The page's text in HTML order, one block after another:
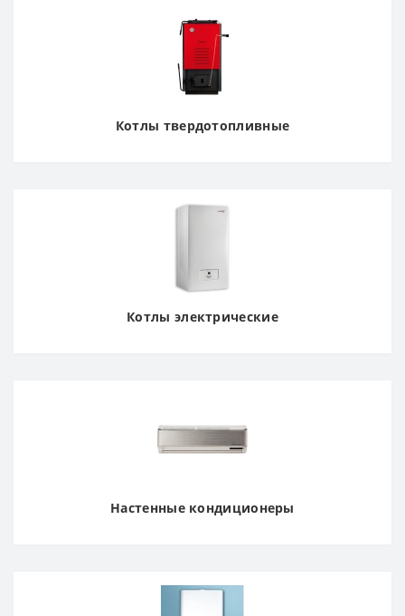
Котлы твердотопливные
Котлы электрические
Настенные кондиционеры